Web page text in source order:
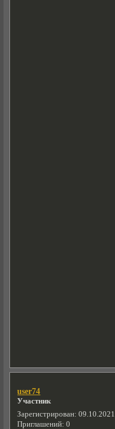
user74
Участник
Зарегистрирован: 09.10.2021
Приглашений: 0